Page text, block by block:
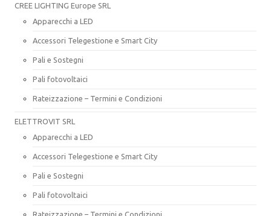
CREE LIGHTING Europe SRL
Apparecchi a LED
Accessori Telegestione e Smart City
Pali e Sostegni
Pali fotovoltaici
Rateizzazione – Termini e Condizioni
ELETTROVIT SRL
Apparecchi a LED
Accessori Telegestione e Smart City
Pali e Sostegni
Pali fotovoltaici
Rateizzazione – Termini e Condizioni